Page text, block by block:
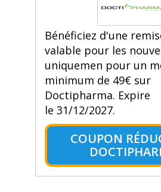
Bénéficiez d'une
valable pour les
uniquemen pour un
minimum de 49€ sur
Doctipharma. Expire
le 31/12/2027.
COUPON